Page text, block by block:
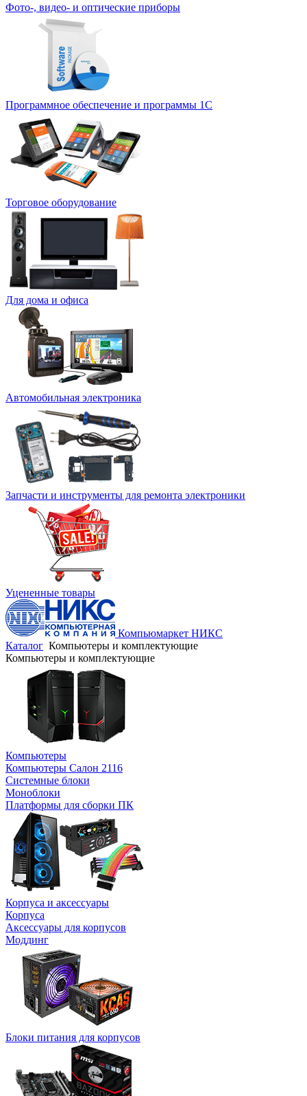
Фото-, видео- и оптические приборы
Программное обеспечение и программы 1С
Торговое оборудование
Для дома и офиса
Автомобильная электроника
Запчасти и инструменты для ремонта электроники
Уцененные товары
Компьюмаркет НИКС
Каталог Компьютеры и комплектующие
Компьютеры и комплектующие
Компьютеры
Компьютеры Салон 2116
Системные блоки
Моноблоки
Платформы для сборки ПК
Корпуса и аксессуары
Корпуса
Аксессуары для корпусов
Моддинг
Блоки питания для корпусов